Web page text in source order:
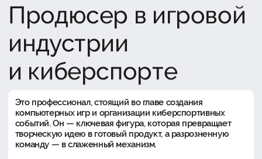
Продюсер в игровой
индустрии
и киберспорте
Это профессионал, стоящий во главе создания
компьютерных игр и организации киберспортивных
событий. Он — ключевая фигура, которая превращает
творческую идею в готовый продукт, а разрозненную
команду — в слаженный механизм.